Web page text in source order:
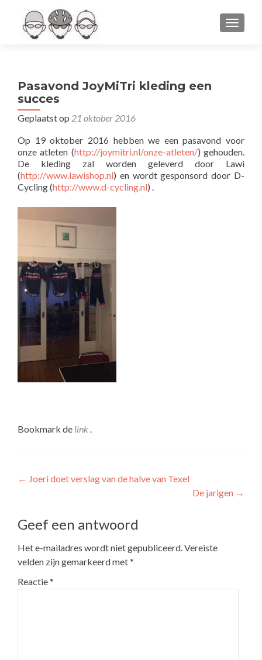
Pasavond JoyMiTri kleding een
succes
Geplaatst op 21 oktober 2016
Op 19 oktober 2016 hebben we een pasavond voor
onze atleten (http://joymitri.nl/onze-atleten/) gehouden.
De kleding zal worden geleverd door Lawi
(http://www.lawishop.nl) en wordt gesponsord door D-
Cycling (http://www.d-cycling.nl) .
Bookmark de link .
Berichtnavigatie
← Joeri doet verslag van de halve van Texel
De jarigen →
Geef een antwoord
Het e-mailadres wordt niet gepubliceerd.Vereiste
velden zijn gemarkeerd met*
Reactie*